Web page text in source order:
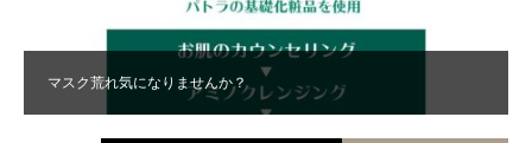
マスク荒れ気になりませんか？